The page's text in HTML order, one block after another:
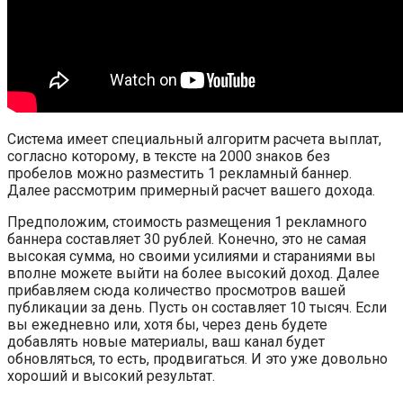
Система имеет специальный алгоритм расчета выплат,
согласно которому, в тексте на 2000 знаков без
пробелов можно разместить 1 рекламный баннер.
Далее рассмотрим примерный расчет вашего дохода.
Предположим, стоимость размещения 1 рекламного
баннера составляет 30 рублей. Конечно, это не самая
высокая сумма, но своими усилиями и стараниями вы
вполне можете выйти на более высокий доход. Далее
прибавляем сюда количество просмотров вашей
публикации за день. Пусть он составляет 10 тысяч. Если
вы ежедневно или, хотя бы, через день будете
добавлять новые материалы, ваш канал будет
обновляться, то есть, продвигаться. И это уже довольно
хороший и высокий результат.